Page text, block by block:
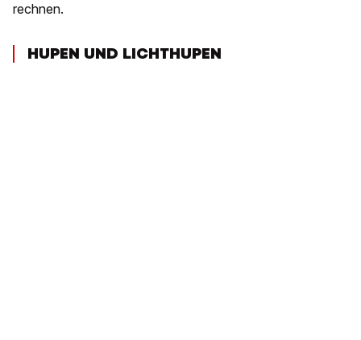
rechnen.
HUPEN UND LICHTHUPEN